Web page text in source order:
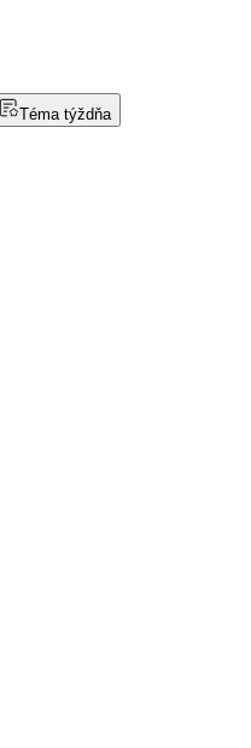
Téma týždňa